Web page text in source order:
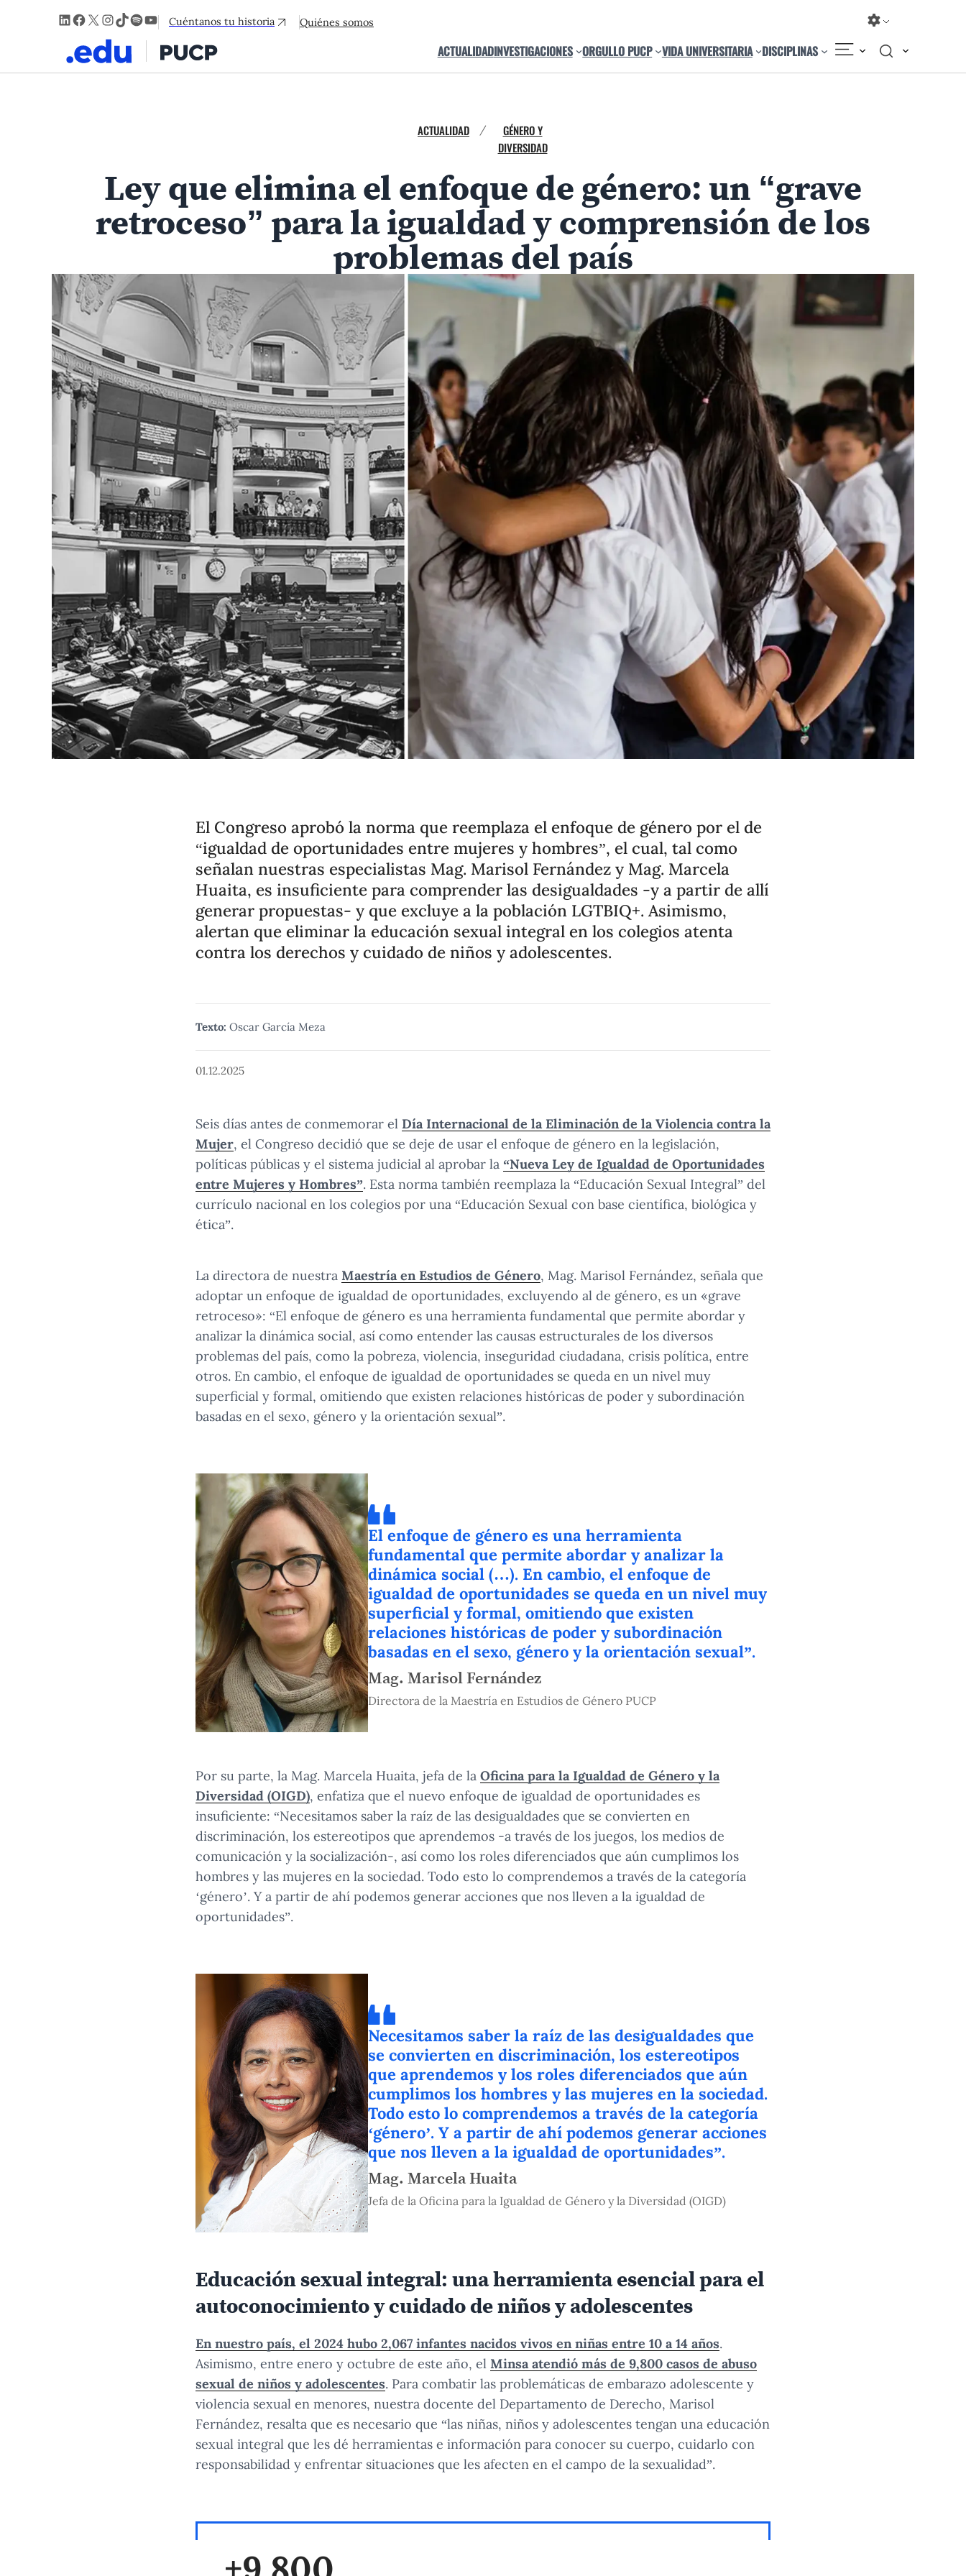
LinkedIn
Facebook
X Instagram
TikTok
Spotify
YouTube
Cuéntanos tu historia Quiénes somos
ACTUALIDADINVESTIGACIONES ORGULLO PUCP VIDA UNIVERSITARIA DISCIPLINAS
ACTUALIDAD /
GÉNERO Y
DIVERSIDAD
Ley que elimina el enfoque de género: un “grave
retroceso” para la igualdad y comprensión de los
problemas del país
El Congreso aprobó la norma que reemplaza el enfoque de género por el de
“igualdad de oportunidades entre mujeres y hombres”, el cual, tal como
señalan nuestras especialistas Mag. Marisol Fernández y Mag. Marcela
Huaita, es insuficiente para comprender las desigualdades -y a partir de allí
generar propuestas- y que excluye a la población LGTBIQ+. Asimismo,
alertan que eliminar la educación sexual integral en los colegios atenta
contra los derechos y cuidado de niños y adolescentes.
Texto: Oscar García Meza
01.12.2025
Seis días antes de conmemorar el Día Internacional de la Eliminación de la Violencia contra la
Mujer, el Congreso decidió que se deje de usar el enfoque de género en la legislación,
políticas públicas y el sistema judicial al aprobar la “Nueva Ley de Igualdad de Oportunidades
entre Mujeres y Hombres”. Esta norma también reemplaza la “Educación Sexual Integral” del
currículo nacional en los colegios por una “Educación Sexual con base científica, biológica y
ética”.
La directora de nuestra Maestría en Estudios de Género, Mag. Marisol Fernández, señala que
adoptar un enfoque de igualdad de oportunidades, excluyendo al de género, es un «grave
retroceso»: “El enfoque de género es una herramienta fundamental que permite abordar y
analizar la dinámica social, así como entender las causas estructurales de los diversos
problemas del país, como la pobreza, violencia, inseguridad ciudadana, crisis política, entre
otros. En cambio, el enfoque de igualdad de oportunidades se queda en un nivel muy
superficial y formal, omitiendo que existen relaciones históricas de poder y subordinación
basadas en el sexo, género y la orientación sexual”.
El enfoque de género es una herramienta
fundamental que permite abordar y analizar la
dinámica social (…). En cambio, el enfoque de
igualdad de oportunidades se queda en un nivel muy
superficial y formal, omitiendo que existen
relaciones históricas de poder y subordinación
basadas en el sexo, género y la orientación sexual”.
Mag. Marisol Fernández
Directora de la Maestría en Estudios de Género PUCP
Por su parte, la Mag. Marcela Huaita, jefa de la Oficina para la Igualdad de Género y la
Diversidad (OIGD), enfatiza que el nuevo enfoque de igualdad de oportunidades es
insuficiente: “Necesitamos saber la raíz de las desigualdades que se convierten en
discriminación, los estereotipos que aprendemos -a través de los juegos, los medios de
comunicación y la socialización-, así como los roles diferenciados que aún cumplimos los
hombres y las mujeres en la sociedad. Todo esto lo comprendemos a través de la categoría
‘género’. Y a partir de ahí podemos generar acciones que nos lleven a la igualdad de
oportunidades”.
Necesitamos saber la raíz de las desigualdades que
se convierten en discriminación, los estereotipos
que aprendemos y los roles diferenciados que aún
cumplimos los hombres y las mujeres en la sociedad.
Todo esto lo comprendemos a través de la categoría
‘género’. Y a partir de ahí podemos generar acciones
que nos lleven a la igualdad de oportunidades”.
Mag. Marcela Huaita
Jefa de la Oficina para la Igualdad de Género y la Diversidad (OIGD)
Educación sexual integral: una herramienta esencial para el
autoconocimiento y cuidado de niños y adolescentes
En nuestro país, el 2024 hubo 2,067 infantes nacidos vivos en niñas entre 10 a 14 años.
Asimismo, entre enero y octubre de este año, el Minsa atendió más de 9,800 casos de abuso
sexual de niños y adolescentes. Para combatir las problemáticas de embarazo adolescente y
violencia sexual en menores, nuestra docente del Departamento de Derecho, Marisol
Fernández, resalta que es necesario que “las niñas, niños y adolescentes tengan una educación
sexual integral que les dé herramientas e información para conocer su cuerpo, cuidarlo con
responsabilidad y enfrentar situaciones que les afecten en el campo de la sexualidad”.